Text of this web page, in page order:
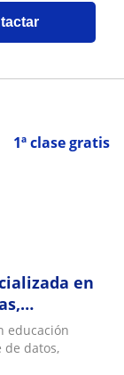
1ª clase gratis
en
y física
educación
de datos,